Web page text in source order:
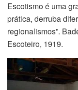
Escotismo é uma
prática, derruba
regionalismos”.
Escoteiro, 1919.